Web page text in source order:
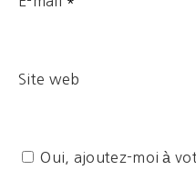
Site web
Oui, ajoutez-moi à